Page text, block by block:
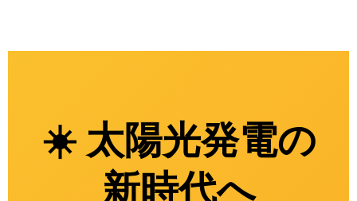
☀️ 太陽光発電の
新時代へ